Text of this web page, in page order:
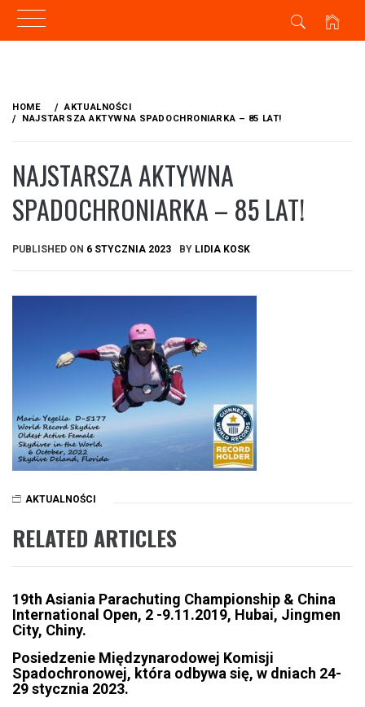
content
HOME
AKTUALNOŚCI
NAJSTARSZA AKTYWNA SPADOCHRONIARKA – 85 LAT!
NAJSTARSZA AKTYWNA
SPADOCHRONIARKA – 85 LAT!
PUBLISHED ON 6 STYCZNIA 2023 BY LIDIA KOSK
AKTUALNOŚCI
RELATED ARTICLES
19th Asiania Parachuting Championship & China
International Open, 2 -9.11.2019, Hubai, Jingmen
City, Chiny.
Posiedzenie Międzynarodowej Komisji
Spadochronowej, która odbywa się, w dniach 24-
29 stycznia 2023.